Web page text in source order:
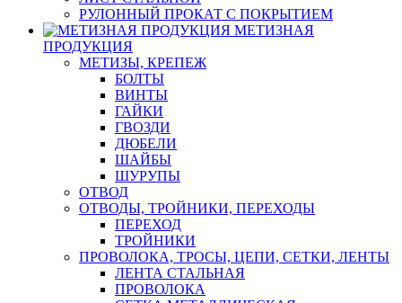
РУЛОННЫЙ ПРОКАТ С ПОКРЫТИЕМ
МЕТИЗНАЯ
ПРОДУКЦИЯ
МЕТИЗЫ, КРЕПЕЖ
БОЛТЫ
ВИНТЫ
ГАЙКИ
ГВОЗДИ
ДЮБЕЛИ
ШАЙБЫ
ШУРУПЫ
ОТВОД
ОТВОДЫ, ТРОЙНИКИ, ПЕРЕХОДЫ
ПЕРЕХОД
ТРОЙНИКИ
ПРОВОЛОКА, ТРОСЫ, ЦЕПИ, СЕТКИ, ЛЕНТЫ
ЛЕНТА СТАЛЬНАЯ
ПРОВОЛОКА